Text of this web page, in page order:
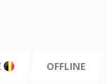
OFFLINE